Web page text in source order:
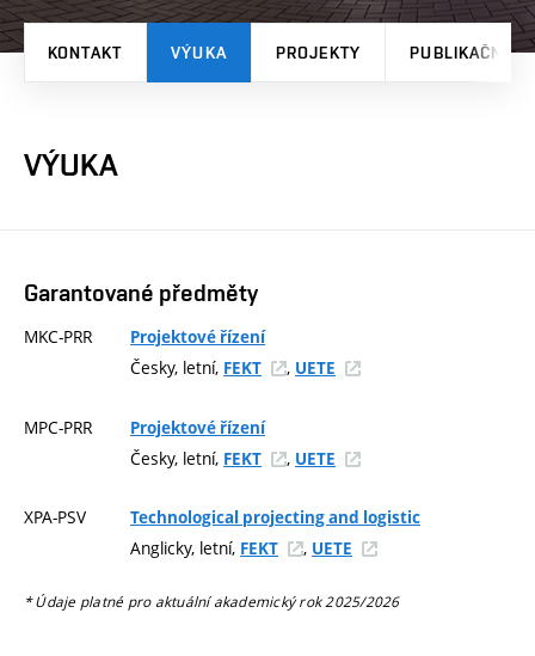
KONTAKT VÝUKA PROJEKTY PUBLIKAČNÍ
VÝUKA
Garantované předměty
MKC-PRR Projektové řízení
Česky, letní, FEKT , UETE
MPC-PRR Projektové řízení
Česky, letní, FEKT , UETE
XPA-PSV Technological projecting and logistic
Anglicky, letní, FEKT , UETE
* Údaje platné pro aktuální akademický rok 2025/2026